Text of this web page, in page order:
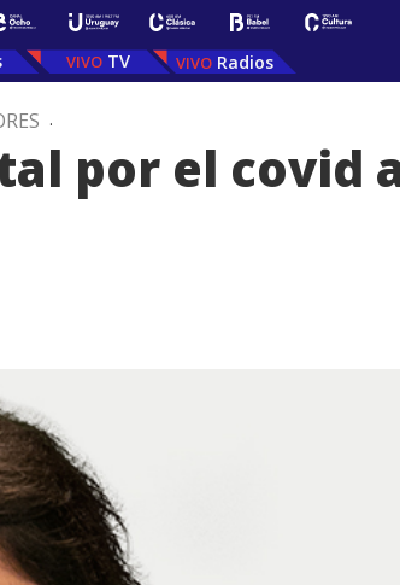
TV Radios
.
por el covid